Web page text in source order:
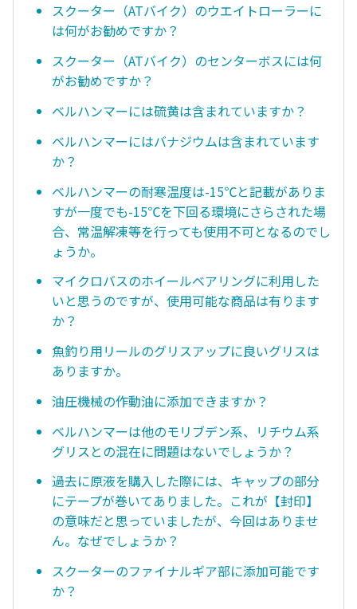
スクーター（ATバイク）のウエイトローラーに
は何がお勧めですか？
スクーター（ATバイク）のセンターボスには何
がお勧めですか？
ベルハンマーには硫黄は含まれていますか？
ベルハンマーにはバナジウムは含まれています
か？
ベルハンマーの耐寒温度は-15℃と記載がありま
すが一度でも-15℃を下回る環境にさらされた場
合、常温解凍等を行っても使用不可となるのでし
ょうか。
マイクロバスのホイールベアリングに利用した
いと思うのですが、使用可能な商品は有ります
か？
魚釣り用リールのグリスアップに良いグリスは
ありますか。
油圧機械の作動油に添加できますか？
ベルハンマーは他のモリブデン系、リチウム系
グリスとの混在に問題はないでしょうか？
過去に原液を購入した際には、キャップの部分
にテープが巻いてありました。これが【封印】
の意味だと思っていましたが、今回はありませ
ん。なぜでしょうか？
スクーターのファイナルギア部に添加可能です
か？